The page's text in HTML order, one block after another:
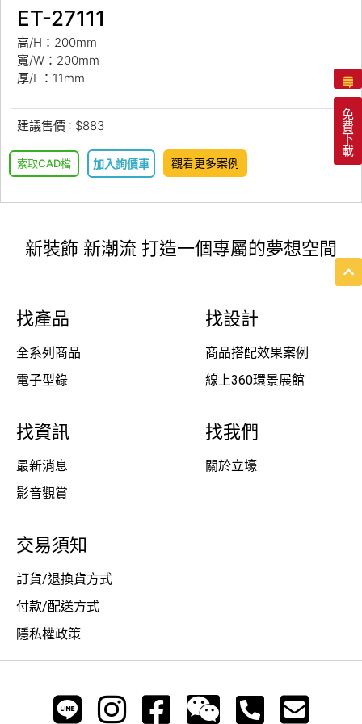
ET-27111
高/H：200mm
寬/W：200mm
厚/E：11mm
建議售價 : $883
索取CAD檔 加入詢價車 觀看更多案例
免
費
下
載
新裝飾 新潮流 打造一個專屬的夢想空間
找產品
全系列商品
電子型錄
找設計
商品搭配效果案例
線上360環景展館
找資訊
最新消息
影音觀賞
找我們
關於立壕
交易須知
訂貨/退換貨方式
付款/配送方式
隱私權政策